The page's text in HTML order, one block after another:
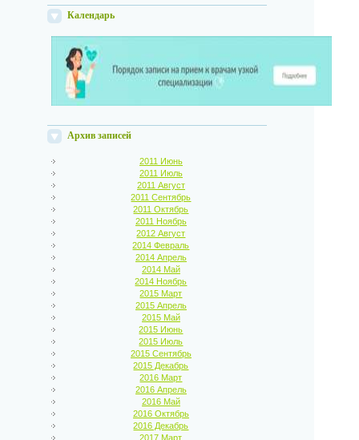
Календарь
Архив записей
2011 Июнь
2011 Июль
2011 Август
2011 Сентябрь
2011 Октябрь
2011 Ноябрь
2012 Август
2014 Февраль
2014 Апрель
2014 Май
2014 Ноябрь
2015 Март
2015 Апрель
2015 Май
2015 Июнь
2015 Июль
2015 Сентябрь
2015 Декабрь
2016 Март
2016 Апрель
2016 Май
2016 Октябрь
2016 Декабрь
2017 Март